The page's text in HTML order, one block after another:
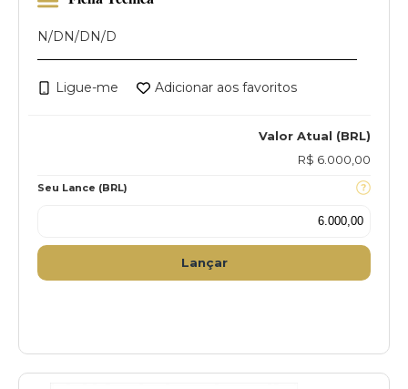
Valor Atual (BRL)
R$ 6.000,00
Seu Lance (BRL)
Lançar
N/DN/DN/D
Ligue-me Adicionar aos favoritos